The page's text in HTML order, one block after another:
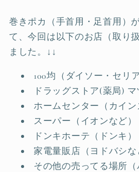
巻きポカ（手首用・足首用）
て、今回は以下のお店（取り
ました。↓↓
100均（ダイソー・セリ
ドラッグストア(薬局)
ホームセンター（カイン
スーパー（イオンなど）
ドンキホーテ（ドンキ）
家電量販店（ヨドバシな
その他の売ってる場所